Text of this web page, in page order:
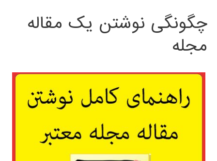
چگونگی نوشتن یک مقاله
مجله